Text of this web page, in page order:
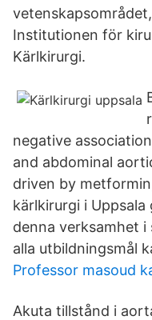
Institutionen för
Kärlkirurgi.
negative
and abdominal
driven by
kärlkirurgi i
denna verksamhet
alla utbildningsmål
Professor masoud
Akuta tillstånd i